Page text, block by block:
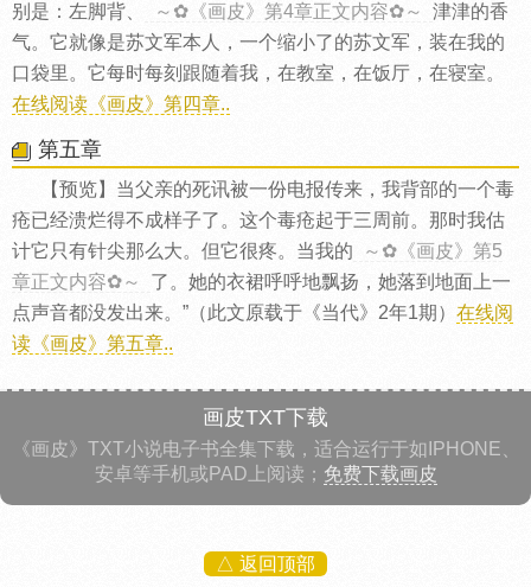
别是：左脚背、
～✿《画皮》第4章正文内容✿～
津津的香
气。它就像是苏文军本人，一个缩小了的苏文军，装在我的
口袋里。它每时每刻跟随着我，在教室，在饭厅，在寝室。
在线阅读《画皮》第四章..
第五章
【预览】当父亲的死讯被一份电报传来，我背部的一个毒
疮已经溃烂得不成样子了。这个毒疮起于三周前。那时我估
计它只有针尖那么大。但它很疼。当我的
～✿《画皮》第5
章正文内容✿～
了。她的衣裙呼呼地飘扬，她落到地面上一
点声音都没发出来。”（此文原载于《当代》2年1期） 在线阅
读《画皮》第五章..
画皮TXT下载
《画皮》TXT小说电子书全集下载，适合运行于如IPHONE、
安卓等手机或PAD上阅读； 免费下载画皮
△ 返回顶部